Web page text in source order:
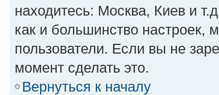
находитесь: Москва, Киев и
как и большинство настроек,
пользователи. Если вы не
момент сделать это.
Вернуться к началу